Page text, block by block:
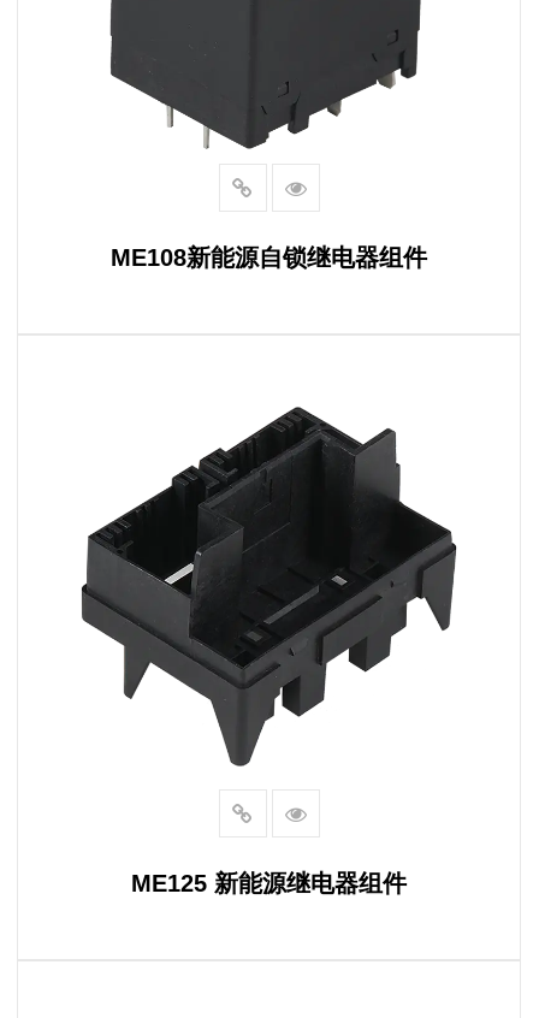
ME108新能源自锁继电器组件
ME125 新能源继电器组件